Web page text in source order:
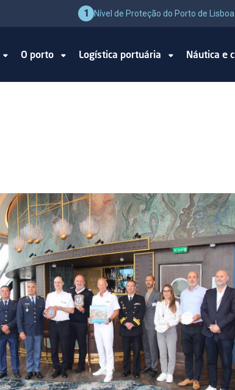
1 Nível de Proteção do Porto de Lisboa
O porto Logística portuária Náutica e